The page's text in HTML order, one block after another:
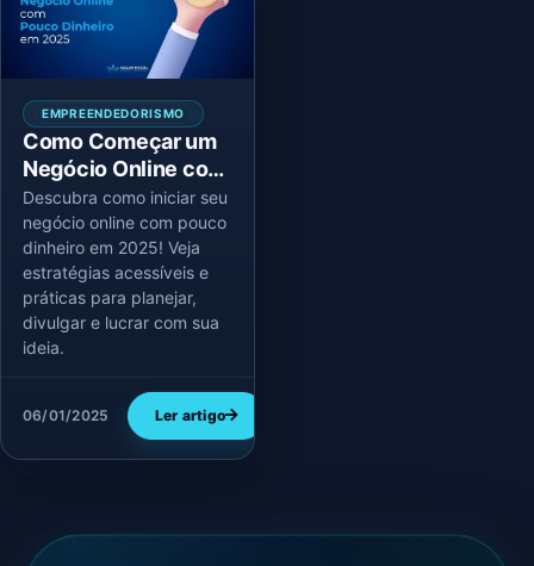
EMPREENDEDORISMO
Como Começar um
Negócio Online com
Pouco Dinheiro em
2025
Descubra como iniciar seu
negócio online com pouco
dinheiro em 2025! Veja
estratégias acessíveis e
práticas para planejar,
divulgar e lucrar com sua
ideia.
06/01/2025 Ler artigo